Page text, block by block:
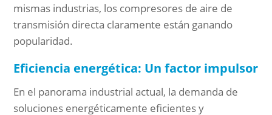
mismas industrias, los compresores de aire de
transmisión directa claramente están ganando
popularidad.
Eficiencia energética: Un factor impulsor
En el panorama industrial actual, la demanda de
soluciones energéticamente eficientes y